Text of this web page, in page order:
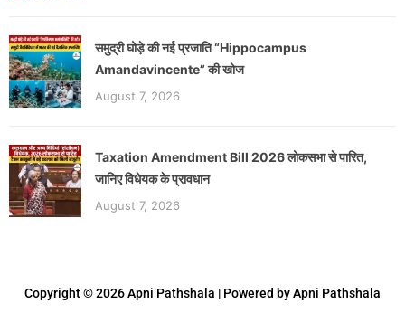
समुद्री घोड़े की नई प्रजाति “Hippocampus
Amandavincente” की खोज
August 7, 2026
Taxation Amendment Bill 2026 लोकसभा से पारित,
जानिए विधेयक के प्रावधान
August 7, 2026
Copyright © 2026 Apni Pathshala | Powered by Apni Pathshala